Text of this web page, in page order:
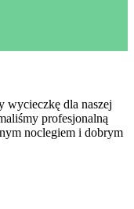
wycieczkę dla naszej
profesjonalną
noclegiem i dobrym